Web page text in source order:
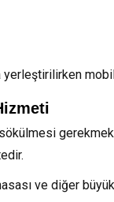
yerleştirilirken
ve diğer